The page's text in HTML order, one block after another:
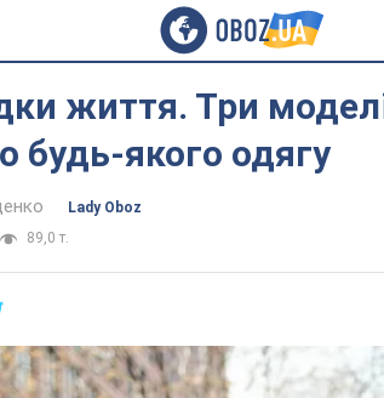
життя. Три
будь-якого одягу
Lady Oboz
89,0 т.